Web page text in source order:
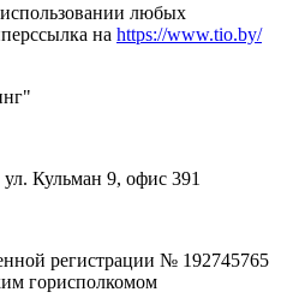
любых
на https://www.tio.by/
Кульман 9, офис 391
регистрации № 192745765
горисполкомом